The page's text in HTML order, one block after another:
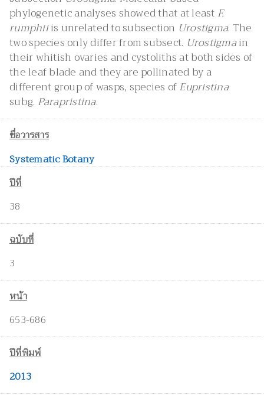
phylogenetic analyses showed that at least F.
rumphiiis unrelated to subsection Urostigma. The
two species only differ from subsect. Urostigmain
their whitish ovaries and cystoliths at both sides of
the leaf blade and they are pollinated by a
different group of wasps, species ofEupristina
subg. Parapristina.
ชื่อวารสาร
Systematic Botany
ปีที่
38
ฉบับที่
3
หน้า
653-686
ปีที่พิมพ์
2013